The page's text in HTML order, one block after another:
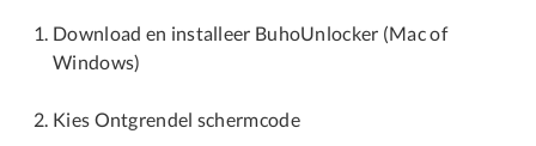
Download en installeer BuhoUnlocker (Mac of
Windows)
Kies Ontgrendel schermcode